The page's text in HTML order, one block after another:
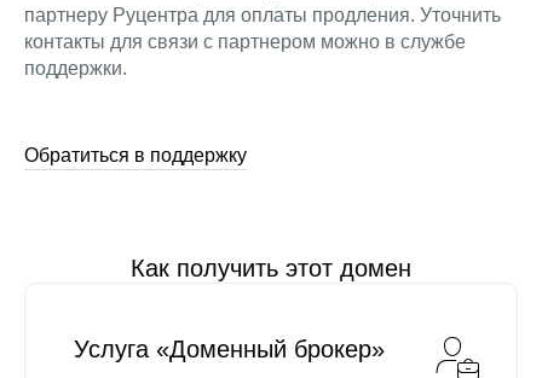
партнеру Руцентра для оплаты продления. Уточнить
контакты для связи с партнером можно в службе
поддержки.
Обратиться в поддержку
Как получить этот домен
Услуга «Доменный брокер»